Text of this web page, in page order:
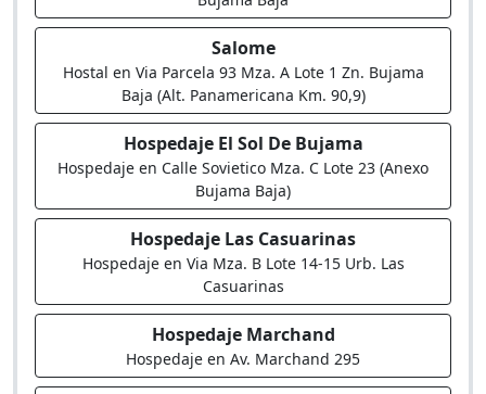
Salome
Hostal en Via Parcela 93 Mza. A Lote 1 Zn. Bujama
Baja (Alt. Panamericana Km. 90,9)
Hospedaje El Sol De Bujama
Hospedaje en Calle Sovietico Mza. C Lote 23 (Anexo
Bujama Baja)
Hospedaje Las Casuarinas
Hospedaje en Via Mza. B Lote 14-15 Urb. Las
Casuarinas
Hospedaje Marchand
Hospedaje en Av. Marchand 295